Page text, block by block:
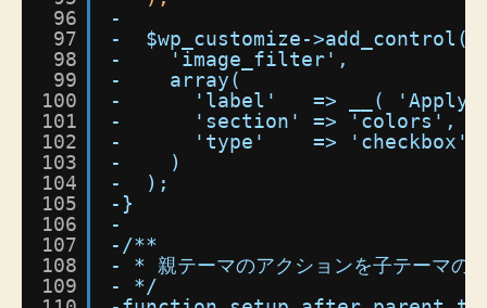
96
97
98
99
100
101
102
103
104
105
106
107
108
109
-
-  $wp_customize->add_control(
-    'image_filter',
-    array(
-      'label'   => __(
-      'section' => 'colors',
-      'type'    => 'checkbox',
-    )
-  );
-}
-
-/**
- * 親テーマのアクションを子テーマの
- */